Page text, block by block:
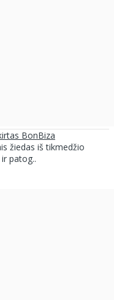
BonBiza
žiedas iš tikmedžio
patog..